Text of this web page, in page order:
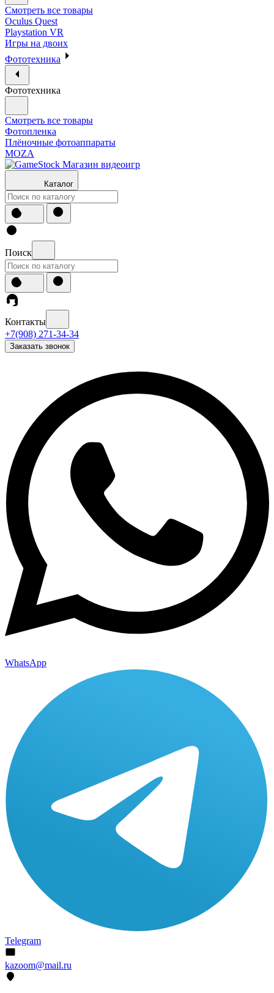
Смотреть все товары
Oculus Quest
Playstation VR
Игры на двоих
Фототехника
Фототехника
Смотреть все товары
Фотопленка
Плёночные фотоаппараты
MOZA
Каталог
Поиск
Контакты
+7(908) 271-34-34
Заказать звонок
WhatsApp
Telegram
kazoom@mail.ru